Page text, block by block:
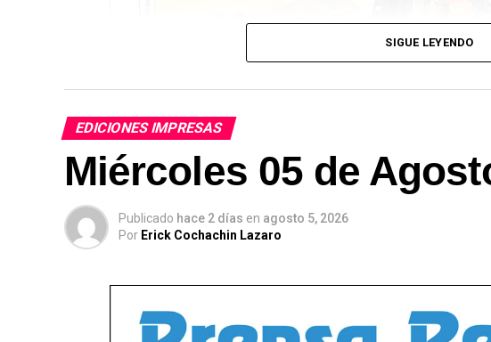
SIGUE LEYENDO
EDICIONES IMPRESAS
Miércoles 05 de
Publicado hace 2 días en agosto 5, 2026
Por Erick Cochachin Lazaro